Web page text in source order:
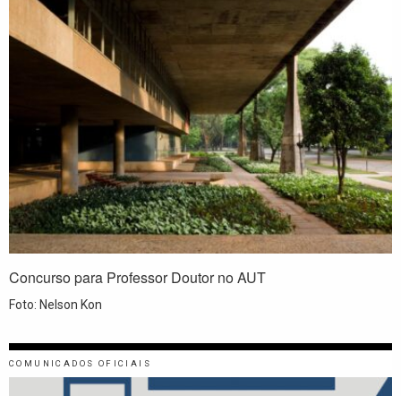
Concurso para Professor Doutor no AUT
Foto: Nelson Kon
COMUNICADOS OFICIAIS